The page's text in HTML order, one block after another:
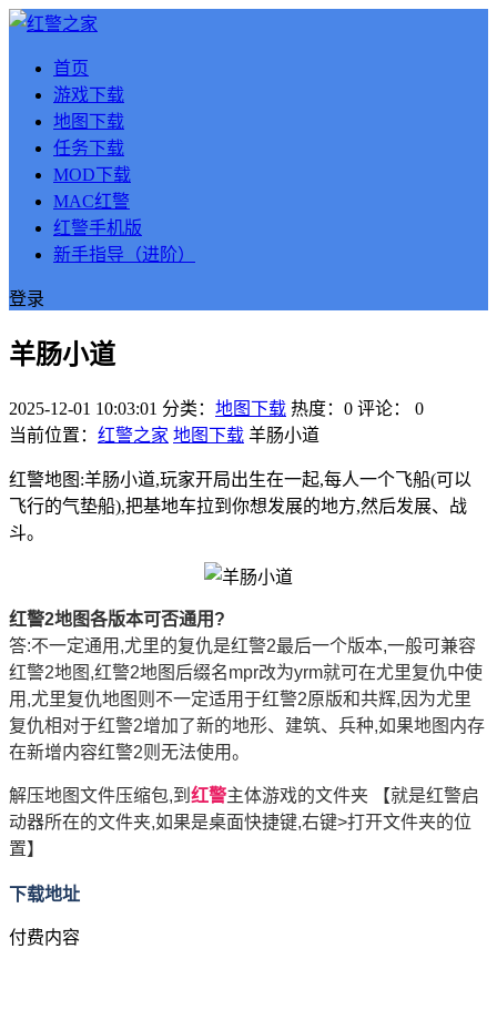
首页
游戏下载
地图下载
任务下载
MOD下载
MAC红警
红警手机版
新手指导（进阶）
登录
羊肠小道
2025-12-01 10:03:01 分类： 地图下载 热度：0 评论：
0
当前位置： 红警之家 地图下载 羊肠小道
红警地图:羊肠小道,玩家开局出生在一起,每人一个飞船(可以
飞行的气垫船),把基地车拉到你想发展的地方,然后发展、战
斗。
红警2地图各版本可否通用?
答:不一定通用,尤里的复仇是红警2最后一个版本,一般可兼容
红警2地图,红警2地图后缀名mpr改为yrm就可在尤里复仇中使
用,尤里复仇地图则不一定适用于红警2原版和共辉,因为尤里
复仇相对于红警2增加了新的地形、建筑、兵种,如果地图内存
在新增内容红警2则无法使用。
解压地图文件压缩包,到 红警主体游戏的文件夹 【就是红警启
动器所在的文件夹,如果是桌面快捷键,右键>打开文件夹的位
置】
下载地址
付费内容